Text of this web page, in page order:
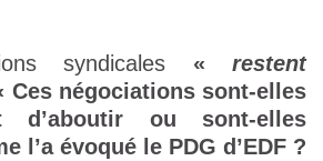
syndicales « restent
Ces négociations sont-elles
ou sont-elles
l’a évoqué le PDG d’EDF ?